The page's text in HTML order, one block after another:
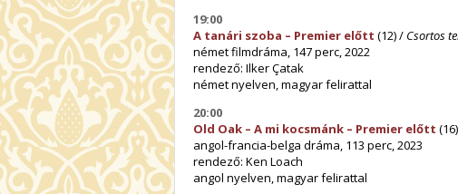
19:00
A tanári szoba – Premier előtt (12) / Csortos
német filmdráma, 147 perc, 2022
rendező: Ilker Çatak
német nyelven, magyar felirattal
20:00
Old Oak – A mi kocsmánk – Premier előtt
angol-francia-belga dráma, 113 perc, 2023
rendező: Ken Loach
angol nyelven, magyar felirattal